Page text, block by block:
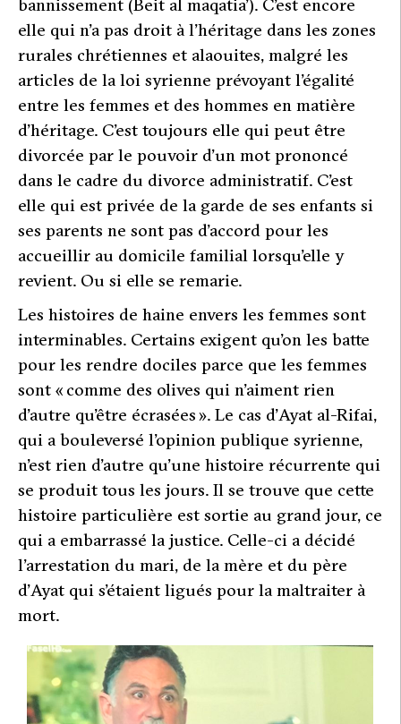
bannissement (Beit al maqatia’). C’est encore
elle qui n’a pas droit à l’héritage dans les zones
rurales chrétiennes et alaouites, malgré les
articles de la loi syrienne prévoyant l’égalité
entre les femmes et des hommes en matière
d’héritage. C’est toujours elle qui peut être
divorcée par le pouvoir d’un mot prononcé
dans le cadre du divorce administratif. C’est
elle qui est privée de la garde de ses enfants si
ses parents ne sont pas d’accord pour les
accueillir au domicile familial lorsqu’elle y
revient. Ou si elle se remarie.
Les histoires de haine envers les femmes sont
interminables. Certains exigent qu’on les batte
pour les rendre dociles parce que les femmes
sont « comme des olives qui n’aiment rien
d’autre qu’être écrasées». Le cas d’Ayat al-Rifai,
qui a bouleversé l’opinion publique syrienne,
n’est rien d’autre qu’une histoire récurrente qui
se produit tous les jours. Il se trouve que cette
histoire particulière est sortie au grand jour, ce
qui a embarrassé la justice. Celle-ci a décidé
l’arrestation du mari, de la mère et du père
d’Ayat qui s’étaient ligués pour la maltraiter à
mort.